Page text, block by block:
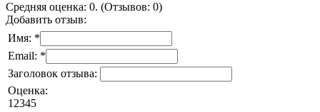
Средняя оценка: 0. (Отзывов: 0)
Добавить отзыв:
Имя: *
Email: *
Заголовок отзыва:
Оценка:
1 2345